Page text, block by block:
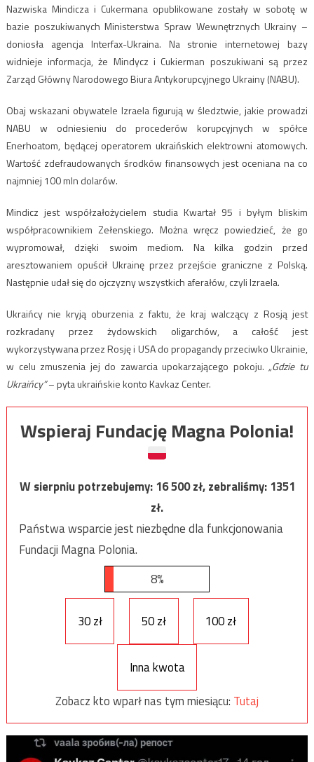
Nazwiska Mindicza i Cukermana opublikowane zostały w sobotę w
bazie poszukiwanych Ministerstwa Spraw Wewnętrznych Ukrainy –
doniosła agencja Interfax-Ukraina. Na stronie internetowej bazy
widnieje informacja, że Mindycz i Cukierman poszukiwani są przez
Zarząd Główny Narodowego Biura Antykorupcyjnego Ukrainy (NABU).
Obaj wskazani obywatele Izraela figurują w śledztwie, jakie prowadzi
NABU w odniesieniu do procederów korupcyjnych w spółce
Enerhoatom, będącej operatorem ukraińskich elektrowni atomowych.
Wartość zdefraudowanych środków finansowych jest oceniana na co
najmniej 100 mln dolarów.
Mindicz jest współzałożycielem studia Kwartał 95 i byłym bliskim
współpracownikiem Zełenskiego. Można wręcz powiedzieć, że go
wypromował, dzięki swoim mediom. Na kilka godzin przed
aresztowaniem opuścił Ukrainę przez przejście graniczne z Polską.
Następnie udał się do ojczyzny wszystkich aferałów, czyli Izraela.
Ukraińcy nie kryją oburzenia z faktu, że kraj walczący z Rosją jest
rozkradany przez żydowskich oligarchów, a całość jest
wykorzystywana przez Rosję i USA do propagandy przeciwko Ukrainie,
w celu zmuszenia jej do zawarcia upokarzającego pokoju. „Gdzie tu
Ukraińcy”– pyta ukraińskie konto Kavkaz Center.
Wspieraj Fundację Magna Polonia!
W sierpniu potrzebujemy:16 500zł, zebraliśmy:1351
zł.
Państwa wsparcie jest niezbędne dla funkcjonowania
Fundacji Magna Polonia.
8%
30 zł 50 zł 100 zł
Inna kwota
Zobacz kto wparł nas tym miesiącu: Tutaj